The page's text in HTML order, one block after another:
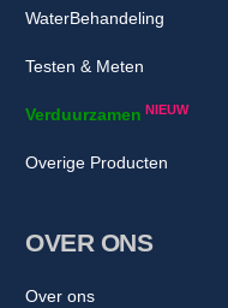
WaterBehandeling
Testen & Meten
Verduurzamen NIEUW
Overige Producten
OVER ONS
Over ons